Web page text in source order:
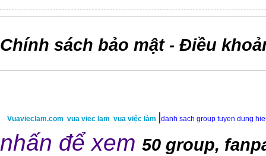
Chính sách bảo mật - Điều
Vuavieclam.com vua viec lam vua việc làm |danh sach group tuyen dung
nhấn để xem 50 group,